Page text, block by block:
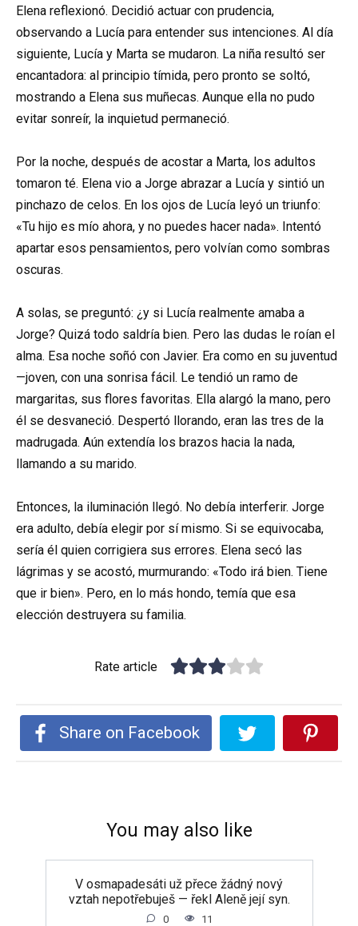
Elena reflexionó. Decidió actuar con prudencia,
observando a Lucía para entender sus intenciones. Al día
siguiente, Lucía y Marta se mudaron. La niña resultó ser
encantadora: al principio tímida, pero pronto se soltó,
mostrando a Elena sus muñecas. Aunque ella no pudo
evitar sonreír, la inquietud permaneció.
Por la noche, después de acostar a Marta, los adultos
tomaron té. Elena vio a Jorge abrazar a Lucía y sintió un
pinchazo de celos. En los ojos de Lucía leyó un triunfo:
«Tu hijo es mío ahora, y no puedes hacer nada». Intentó
apartar esos pensamientos, pero volvían como sombras
oscuras.
A solas, se preguntó: ¿y si Lucía realmente amaba a
Jorge? Quizá todo saldría bien. Pero las dudas le roían el
alma. Esa noche soñó con Javier. Era como en su juventud
—joven, con una sonrisa fácil. Le tendió un ramo de
margaritas, sus flores favoritas. Ella alargó la mano, pero
él se desvaneció. Despertó llorando, eran las tres de la
madrugada. Aún extendía los brazos hacia la nada,
llamando a su marido.
Entonces, la iluminación llegó. No debía interferir. Jorge
era adulto, debía elegir por sí mismo. Si se equivocaba,
sería él quien corrigiera sus errores. Elena secó las
lágrimas y se acostó, murmurando: «Todo irá bien. Tiene
que ir bien». Pero, en lo más hondo, temía que esa
elección destruyera su familia.
Rate article
Share on Facebook
You may also like
V osmapadesáti už přece žádný nový
vztah nepotřebuješ — řekl Aleně její syn.
0 11